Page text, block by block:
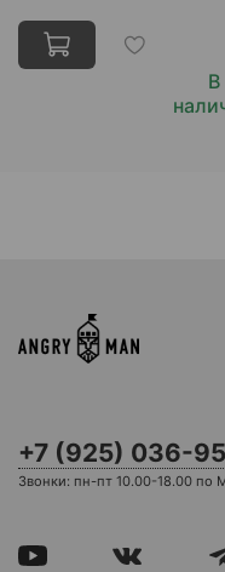
В
+7 (925) 036-
Звонки: пн-пт 10.00-18.00 по